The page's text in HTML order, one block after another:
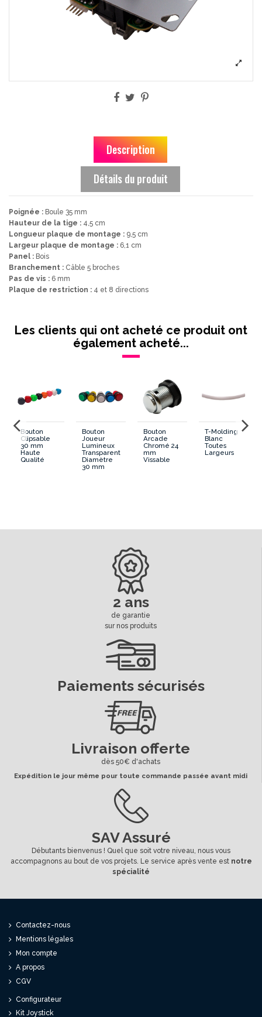
Description
Détails du produit
Poignée : Boule 35 mm
Hauteur de la tige : 4,5 cm
Longueur plaque de montage : 9,5 cm
Largeur plaque de montage : 6,1 cm
Panel : Bois
Branchement : Câble 5 broches
Pas de vis : 6 mm
Plaque de restriction : 4 et 8 directions
Panel Bois/Metal/PVC Métal/PVC/Bois
Longue
Boule
Date de disponibilité: 2018-10-15
Les clients qui ont acheté ce produit ont
également acheté...
Bouton
Clipsable
30 mm
Haute
Qualité
Bouton
Joueur
Lumineux
Transparent
Diamètre
30 mm
Bouton
Arcade
Chromé 24
mm
Vissable
T-Molding
Blanc
Toutes
Largeurs
2 ans
de garantie
sur nos produits
Paiements sécurisés
Livraison offerte
dès 50€ d'achats
Expédition le jour même pour toute commande passée avant midi
SAV Assuré
Débutants bienvenus ! Quel que soit votre niveau, nous vous
accompagnons au bout de vos projets. Le service après vente est notre
spécialité
Contactez-nous
Mentions légales
Mon compte
A propos
CGV
Configurateur
Kit Joystick